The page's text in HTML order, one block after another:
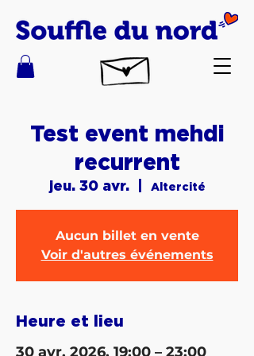
Test event mehdi
recurrent
jeu. 30 avr.
  |
Altercité
Aucun billet en vente
Voir d'autres événements
Heure et lieu
30 avr. 2026, 19:00 – 23:00